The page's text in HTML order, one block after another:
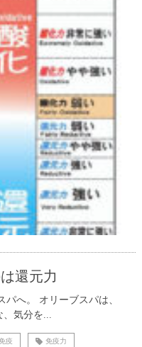
還元力
へ。 オリーブスパは、
、気分を...
疫 免疫力